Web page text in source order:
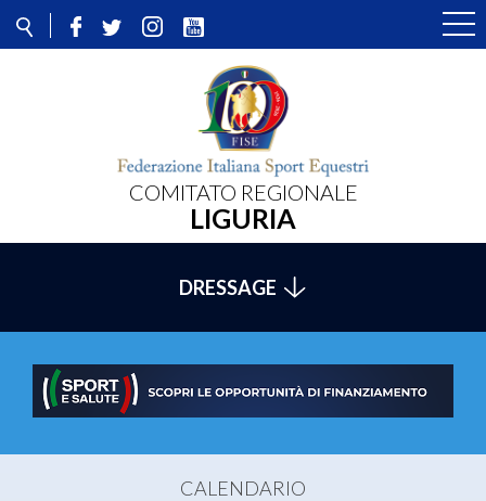
COMITATO REGIONALE
LIGURIA
DRESSAGE
CALENDARIO